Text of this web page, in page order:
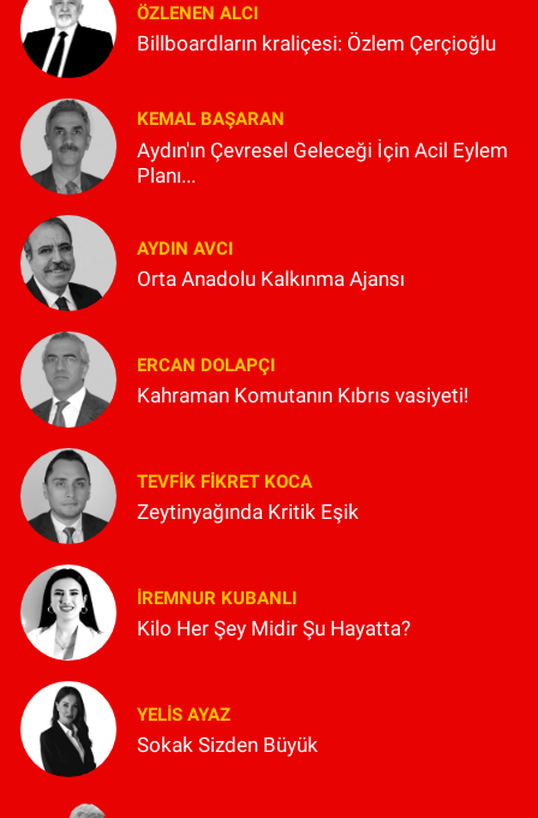
ÖZLENEN ALCI
Billboardların kraliçesi: Özlem Çerçioğlu
KEMAL BAŞARAN
Aydın'ın Çevresel Geleceği İçin Acil Eylem
Planı...
AYDIN AVCI
Orta Anadolu Kalkınma Ajansı
ERCAN DOLAPÇI
Kahraman Komutanın Kıbrıs vasiyeti!
TEVFIK FIKRET KOCA
Zeytinyağında Kritik Eşik
İREMNUR KUBANLI
Kilo Her Şey Midir Şu Hayatta?
YELIS AYAZ
Sokak Sizden Büyük